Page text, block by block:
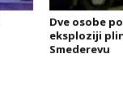
Dve osobe
eksploziji
Smederevu